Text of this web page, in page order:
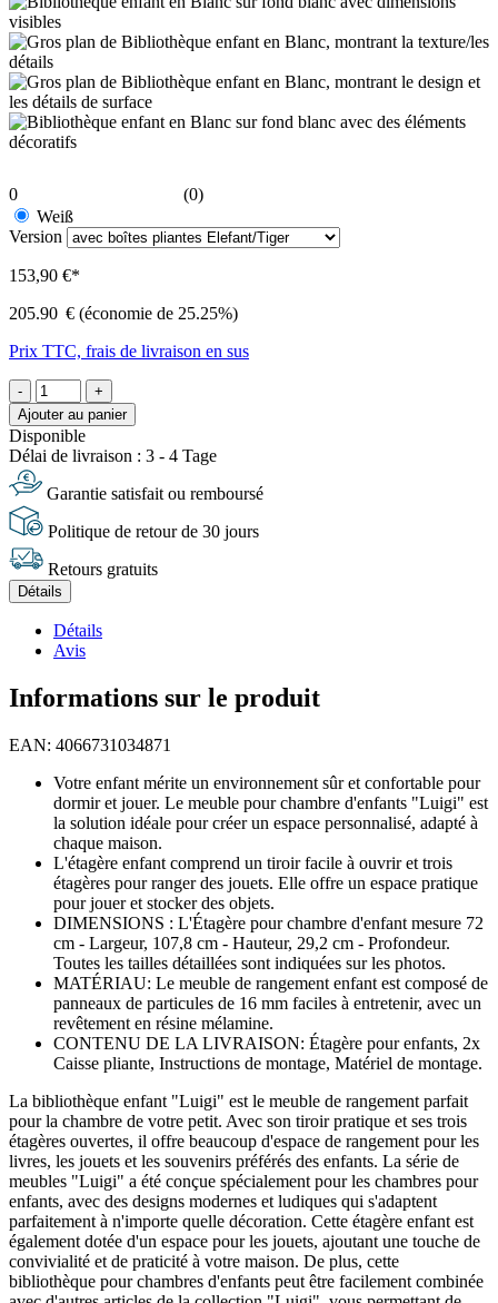
0
(0)
Weiß
Version
153,90 €*
205.90 € (économie de 25.25%)
Prix TTC, frais de livraison en sus
-
+
Ajouter au panier
Disponible
Délai de livraison : 3 - 4 Tage
Garantie satisfait ou remboursé
Politique de retour de 30 jours
Retours gratuits
Détails
Détails
Avis
Informations sur le produit
EAN: 4066731034871
Votre enfant mérite un environnement sûr et confortable pour
dormir et jouer. Le meuble pour chambre d'enfants "Luigi" est
la solution idéale pour créer un espace personnalisé, adapté à
chaque maison.
L'étagère enfant comprend un tiroir facile à ouvrir et trois
étagères pour ranger des jouets. Elle offre un espace pratique
pour jouer et stocker des objets.
DIMENSIONS : L'Étagère pour chambre d'enfant mesure 72
cm - Largeur, 107,8 cm - Hauteur, 29,2 cm - Profondeur.
Toutes les tailles détaillées sont indiquées sur les photos.
MATÉRIAU: Le meuble de rangement enfant est composé de
panneaux de particules de 16 mm faciles à entretenir, avec un
revêtement en résine mélamine.
CONTENU DE LA LIVRAISON: Étagère pour enfants, 2x
Caisse pliante, Instructions de montage, Matériel de montage.
La bibliothèque enfant "Luigi" est le meuble de rangement parfait
pour la chambre de votre petit. Avec son tiroir pratique et ses trois
étagères ouvertes, il offre beaucoup d'espace de rangement pour les
livres, les jouets et les souvenirs préférés des enfants. La série de
meubles "Luigi" a été conçue spécialement pour les chambres pour
enfants, avec des designs modernes et ludiques qui s'adaptent
parfaitement à n'importe quelle décoration. Cette étagère enfant est
également dotée d'un espace pour les jouets, ajoutant une touche de
convivialité et de praticité à votre maison. De plus, cette
bibliothèque pour chambres d'enfants peut être facilement combinée